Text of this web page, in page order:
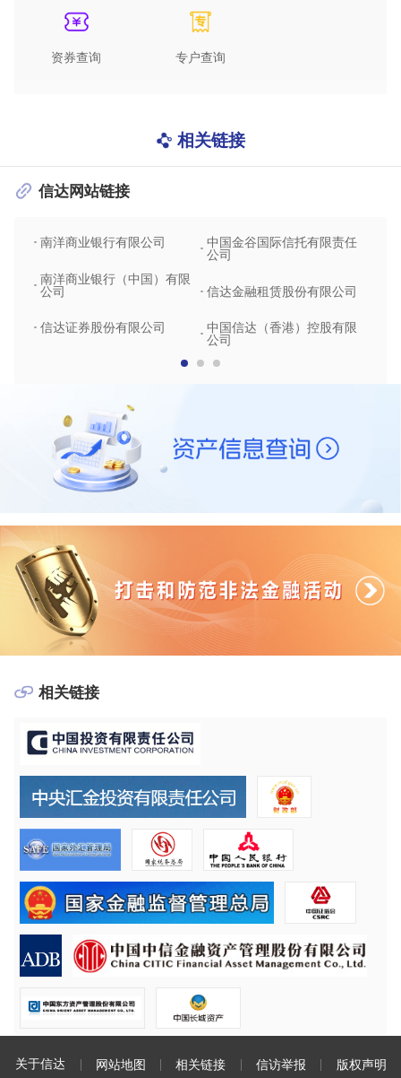
资券查询 专户查询
相关链接
信达网站链接
南洋商业银行有限公司
南洋商业银行（中国）有限
公司
信达证券股份有限公司
中国金谷国际信托有限责任
公司
信达金融租赁股份有限公司
中国信达（香港）控股有限
公司
相关链接
关于信达 网站地图 相关链接 信访举报 版权声明